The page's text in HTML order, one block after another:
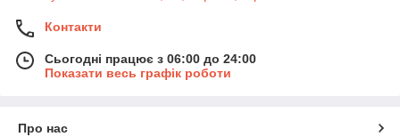
Контакти
Сьогодні працює з 06:00 до 24:00
Показати весь графік роботи
Про нас